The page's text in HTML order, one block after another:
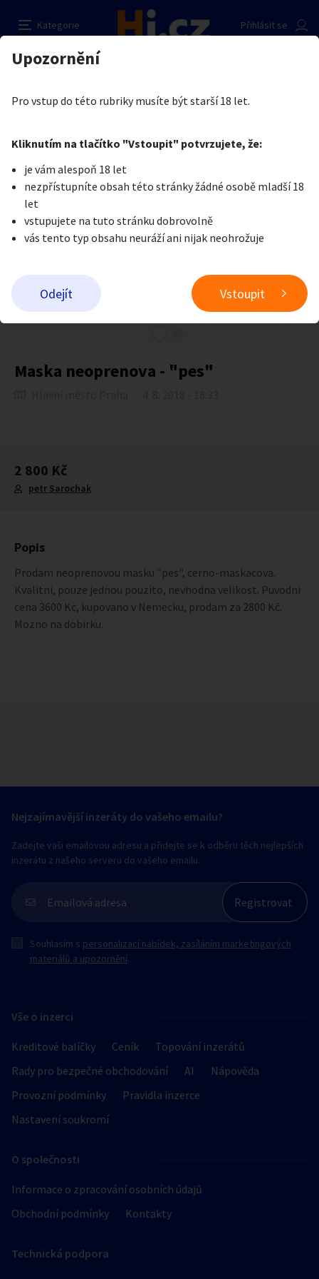
Kategorie
Přihlásit se
Auto-moto
Reality a bydlení Seznamka
Zvířata
Stroje a nářadí PC a elektro Sport a hobby
Sběratelství
Přidat inzerát
Erotika Erotické zboží
Je nám líto, ale tenhle inzerát již není aktuální.
Maska neoprenova - "pes"
2 800 Kč
petr Sarochak
Popis
Prodam neoprenovou masku "pes", cerno-maskacova.
Kvalitni, pouze jednou pouzito, nevhodna velikost. Puvodni
cena 3600 Kc, kupovano v Nemecku, prodam za 2800 Kč.
Mozno na dobirku.
Maska neoprenova - "pes"
Prodávající
Pošlete uživateli zprávu
Nahlásit inzerát
Vše o inzerci
Kreditové balíčky Ceník
Topování inzerátů
Rady pro bezpečné obchodování
AI
Nápověda
Provozní podmínky
Pravidla inzerce
Nastavení soukromí
O společnosti
Informace o zpracování osobních údajů
Obchodní podmínky
Kontakty
Technická podpora
Nejzajímavější inzeráty do vašeho emailu?
Zadejte vaši emailovou adresu a přidejte se k odběru těch nejlepších
inzerátu z našeho serveru do vašeho emailu.
Souhlasím s personalizací nabídek, zasíláním marketingových
materiálů a upozornění.
Upozornění
Pro vstup do této rubriky musíte být starší 18 let.
Kliknutím na tlačítko "Vstoupit" potvrzujete, že:
je vám alespoň 18 let
nezpřístupníte obsah této stránky žádné osobě mladší 18
let
vstupujete na tuto stránku dobrovolně
vás tento typ obsahu neuráží ani nijak neohrožuje
Odejít Vstoupit